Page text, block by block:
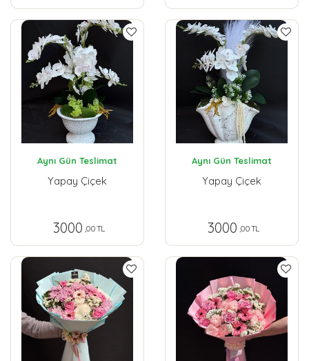
Aynı Gün Teslimat
Yapay Çiçek
3000 ,00 TL
Aynı Gün Teslimat
Yapay Çiçek
3000 ,00 TL